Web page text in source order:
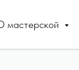
мастерской